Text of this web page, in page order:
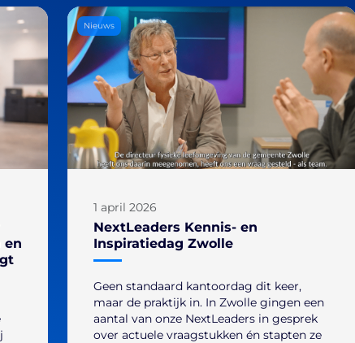
en
Nieuws
1 april 2026
NextLeaders Kennis- en
Inspiratiedag Zwolle
Geen standaard kantoordag dit keer,
maar de praktijk in. In Zwolle gingen een
aantal van onze NextLeaders in gesprek
over actuele vraagstukken én stapten ze